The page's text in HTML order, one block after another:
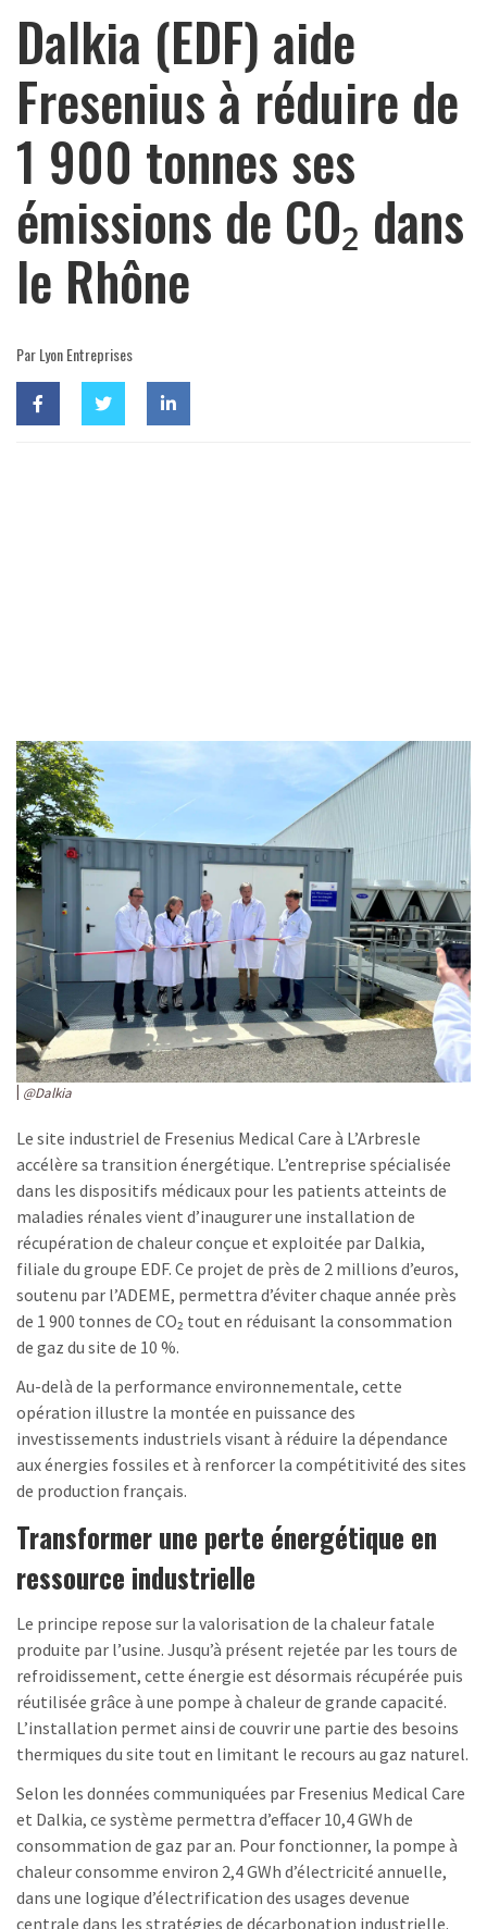
Dalkia (EDF) aide
Fresenius à réduire de
1 900 tonnes ses
émissions de CO₂ dans
le Rhône
Par Lyon Entreprises
@Dalkia
Le site industriel de Fresenius Medical Care à L’Arbresle
accélère sa transition énergétique. L’entreprise spécialisée
dans les dispositifs médicaux pour les patients atteints de
maladies rénales vient d’inaugurer une installation de
récupération de chaleur conçue et exploitée par Dalkia,
filiale du groupe EDF. Ce projet de près de 2 millions d’euros,
soutenu par l’ADEME, permettra d’éviter chaque année près
de 1 900 tonnes de CO₂ tout en réduisant la consommation
de gaz du site de 10 %.
Au-delà de la performance environnementale, cette
opération illustre la montée en puissance des
investissements industriels visant à réduire la dépendance
aux énergies fossiles et à renforcer la compétitivité des sites
de production français.
Transformer une perte énergétique en
ressource industrielle
Le principe repose sur la valorisation de la chaleur fatale
produite par l’usine. Jusqu’à présent rejetée par les tours de
refroidissement, cette énergie est désormais récupérée puis
réutilisée grâce à une pompe à chaleur de grande capacité.
L’installation permet ainsi de couvrir une partie des besoins
thermiques du site tout en limitant le recours au gaz naturel.
Selon les données communiquées par Fresenius Medical Care
et Dalkia, ce système permettra d’effacer 10,4 GWh de
consommation de gaz par an. Pour fonctionner, la pompe à
chaleur consomme environ 2,4 GWh d’électricité annuelle,
dans une logique d’électrification des usages devenue
centrale dans les stratégies de décarbonation industrielle.